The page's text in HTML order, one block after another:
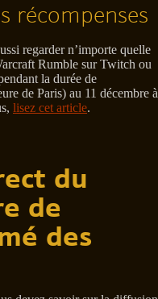
récompenses
regarder n’importe quelle
Rumble sur Twitch ou
la durée de
de Paris) au 11 décembre à
lisez cet article.
du
de
des